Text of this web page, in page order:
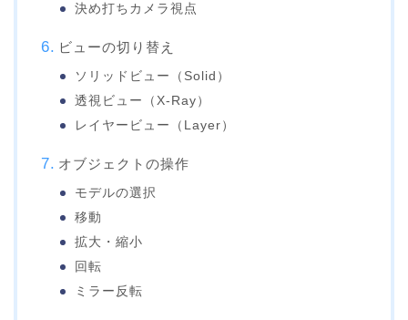
決め打ちカメラ視点
ビューの切り替え
ソリッドビュー（Solid）
透視ビュー（X-Ray）
レイヤービュー（Layer）
オブジェクトの操作
モデルの選択
移動
拡大・縮小
回転
ミラー反転